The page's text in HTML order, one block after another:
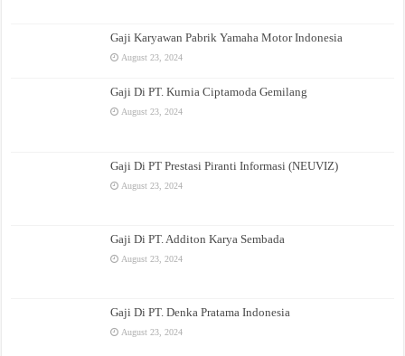
Gaji Karyawan Pabrik Yamaha Motor Indonesia
August 23, 2024
Gaji Di PT. Kurnia Ciptamoda Gemilang
August 23, 2024
Gaji Di PT Prestasi Piranti Informasi (NEUVIZ)
August 23, 2024
Gaji Di PT. Additon Karya Sembada
August 23, 2024
Gaji Di PT. Denka Pratama Indonesia
August 23, 2024